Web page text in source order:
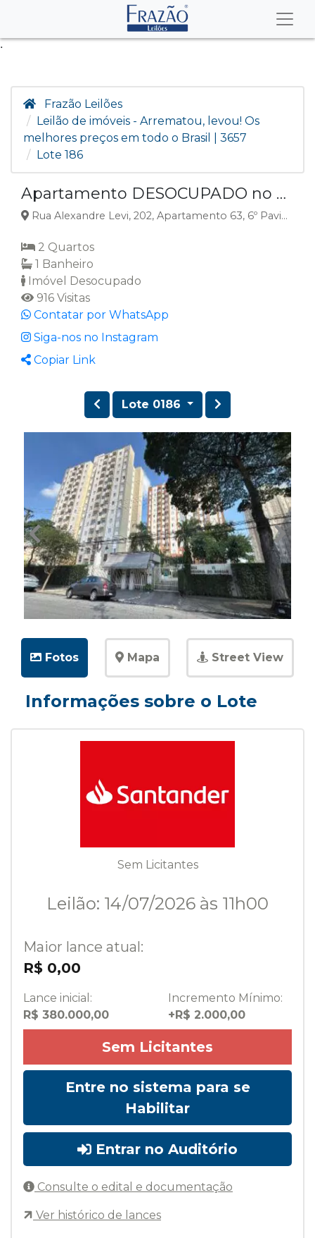
.
Frazão Leilões
Leilão de imóveis - Arrematou, levou! Os
melhores preços em todo o Brasil | 3657
Lote 186
Apartamento DESOCUPADO no Cambuci, Sao Paulo, SP
Rua Alexandre Levi, 202, Apartamento 63, 6º Pavimento, Edifício Cambui Mirim, Torre 1 (Bloco A), Condomínio Reserva Do Bosque, Cambuci, São Paulo, SP
2 Quartos
1 Banheiro
Imóvel Desocupado
916 Visitas
Contatar por WhatsApp
Siga-nos no Instagram
Copiar Link
Lote 0186
Fotos Mapa Street View
Informações sobre o Lote
Sem Licitantes
Leilão: 14/07/2026 às 11h00
Maior lance atual:
R$ 0,00
Lance inicial:
R$ 380.000,00
Incremento Mínimo:
+R$ 2.000,00
Sem Licitantes
Entre no sistema para se
Habilitar
Entrar no Auditório
Consulte o edital e documentação
Ver histórico de lances